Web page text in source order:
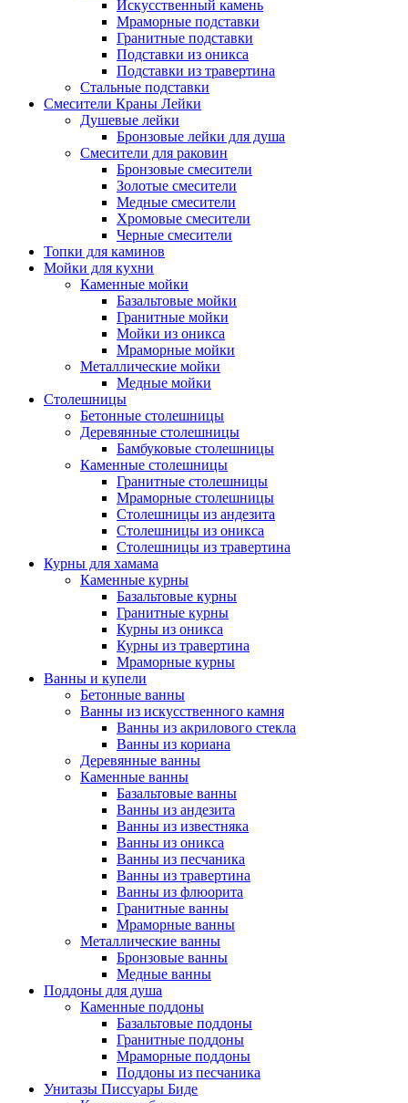
Искусственный камень
Мраморные подставки
Гранитные подставки
Подставки из оникса
Подставки из травертина
Стальные подставки
Смесители Краны Лейки
Душевые лейки
Бронзовые лейки для душа
Смесители для раковин
Бронзовые смесители
Золотые смесители
Медные смесители
Хромовые смесители
Черные смесители
Топки для каминов
Мойки для кухни
Каменные мойки
Базальтовые мойки
Гранитные мойки
Мойки из оникса
Мраморные мойки
Металлические мойки
Медные мойки
Столешницы
Бетонные столешницы
Деревянные столешницы
Бамбуковые столешницы
Каменные столешницы
Гранитные столешницы
Мраморные столешницы
Столешницы из андезита
Столешницы из оникса
Столешницы из травертина
Курны для хамама
Каменные курны
Базальтовые курны
Гранитные курны
Курны из оникса
Курны из травертина
Мраморные курны
Ванны и купели
Бетонные ванны
Ванны из искусственного камня
Ванны из акрилового стекла
Ванны из кориана
Деревянные ванны
Каменные ванны
Базальтовые ванны
Ванны из андезита
Ванны из известняка
Ванны из оникса
Ванны из песчаника
Ванны из травертина
Ванны из флюорита
Гранитные ванны
Мраморные ванны
Металлические ванны
Бронзовые ванны
Медные ванны
Поддоны для душа
Каменные поддоны
Базальтовые поддоны
Гранитные поддоны
Мраморные поддоны
Поддоны из песчаника
Унитазы Писсуары Биде